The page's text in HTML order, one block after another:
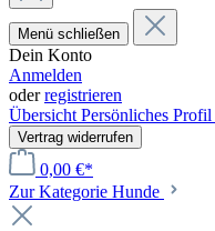
Menü schließen
Dein Konto
Anmelden
oderregistrieren
Übersicht Persönliches Profil
Vertrag widerrufen
0,00 €*
Zur Kategorie Hunde